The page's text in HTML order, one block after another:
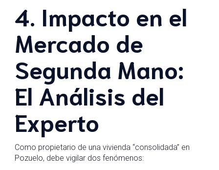
4. Impacto en el
Mercado de
Segunda Mano:
El Análisis del
Experto
Como propietario de una vivienda “consolidada” en
Pozuelo, debe vigilar dos fenómenos: